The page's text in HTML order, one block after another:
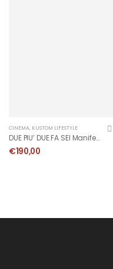
CINEMA, KUSTOM LIFESTYLE
DUE PIU’ DUE FA SEI Manifesto
€190,00